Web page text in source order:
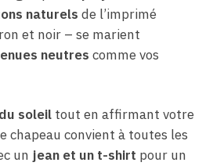
naturels de l’imprimé
et noir – se marient
neutres comme vos
soleil tout en affirmant votre
chapeau convient à toutes les
un jean et un t-shirt pour un